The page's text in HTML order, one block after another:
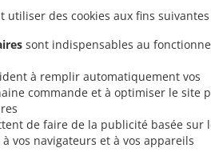
des cookies aux fins suivantes
sont indispensables au
à remplir automatiquement vos
commande et à optimiser le site
de faire de la publicité basée sur
vos navigateurs et à vos appareils
et de passer votre commande
et vous donner l'heure
Spéciales